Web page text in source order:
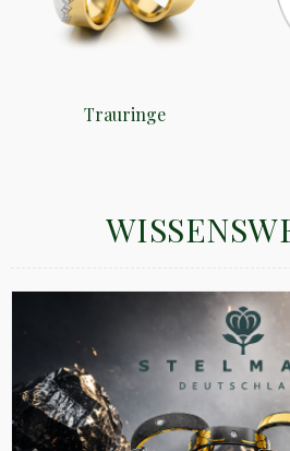
Trauringe